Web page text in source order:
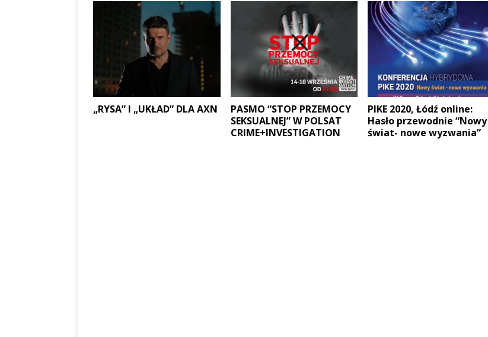
„RYSA” I „UKŁAD” DLA AXN
PASMO “STOP PRZEMOCY
SEKSUALNEJ” W POLSAT
CRIME+INVESTIGATION
PIKE 2020, Łódź online:
Hasło przewodnie “Nowy
świat- nowe wyzwania”